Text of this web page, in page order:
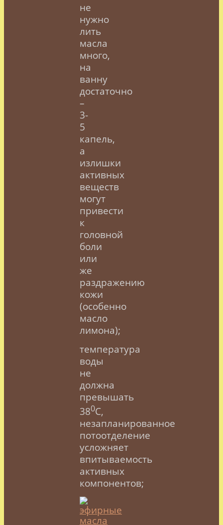
не
нужно
лить
масла
много,
на
ванну
достаточно
–
3-
5
капель,
а
излишки
активных
веществ
могут
привести
к
головной
боли
или
же
раздражению
кожи
(особенно
масло
лимона);
температура
воды
не
должна
превышать
380С,
незапланированное
потоотделение
усложняет
впитываемость
активных
компонентов;